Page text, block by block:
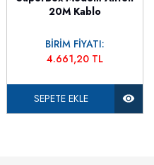
20M Kablo
BİRİM FİYATI:
4.661,20 TL
SEPETE EKLE